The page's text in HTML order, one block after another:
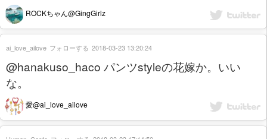
ROCKちゃん@GingGirlz
@hanakuso_haco パンツstyleの花嫁か。いい
な。
愛@ai_love_ailove
ai_love_ailove フォローする 2018-03-23 13:20:24